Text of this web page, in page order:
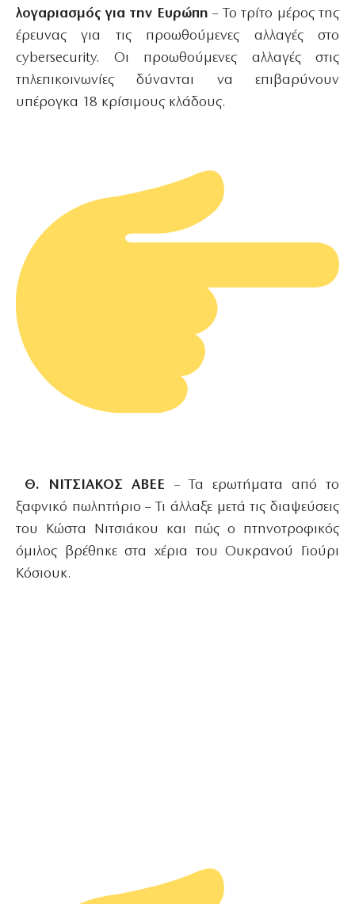
λογαριασμός για την Ευρώπη – Το τρίτο μέρος της
έρευνας για τις προωθούμενες αλλαγές στο
cybersecurity. Οι προωθούμενες αλλαγές στις
τηλεπικοινωνίες δύνανται να επιβαρύνουν
υπέρογκα 18 κρίσιμους κλάδους.
Θ. ΝΙΤΣΙΑΚΟΣ ΑΒΕΕ – Τα ερωτήματα από το
ξαφνικό πωλητήριο – Τι άλλαξε μετά τις διαψεύσεις
του Κώστα Νιτσιάκου και πώς ο πτηνοτροφικός
όμιλος βρέθηκε στα χέρια του Ουκρανού Γιούρι
Κόσιουκ.